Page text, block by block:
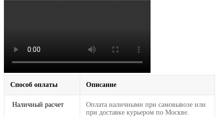
Способ оплаты Описание
Наличный расчет
Оплата наличными при самовывозе или
при доставке курьером по Москве.